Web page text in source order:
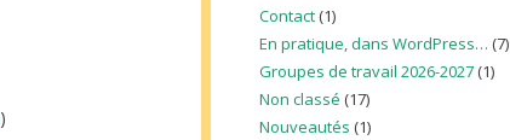
)
Contact (1)
En pratique, dans WordPress… (7)
Groupes de travail 2026-2027 (1)
Non classé (17)
Nouveautés (1)